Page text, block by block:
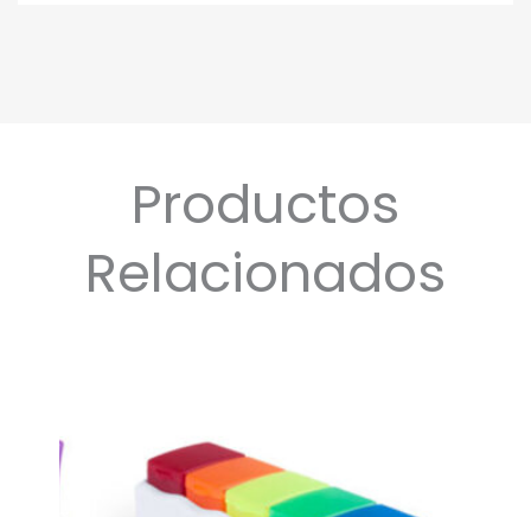
Productos
Relacionados